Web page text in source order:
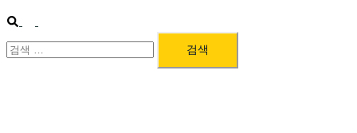
Search
menu
검
색: